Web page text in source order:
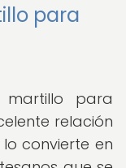
para
martillo para
relación
convierte en